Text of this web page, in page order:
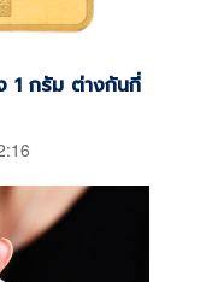
1 กรัม ต่างกันกี่